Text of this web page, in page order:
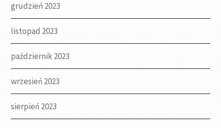
grudzień 2023
listopad 2023
październik 2023
wrzesień 2023
sierpień 2023